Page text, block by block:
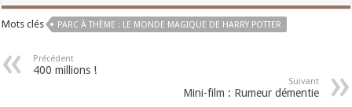
Mots clés PARC À THÈME : LE MONDE MAGIQUE DE HARRY POTTER
Précédent
400 millions !
Suivant
Mini-film : Rumeur démentie